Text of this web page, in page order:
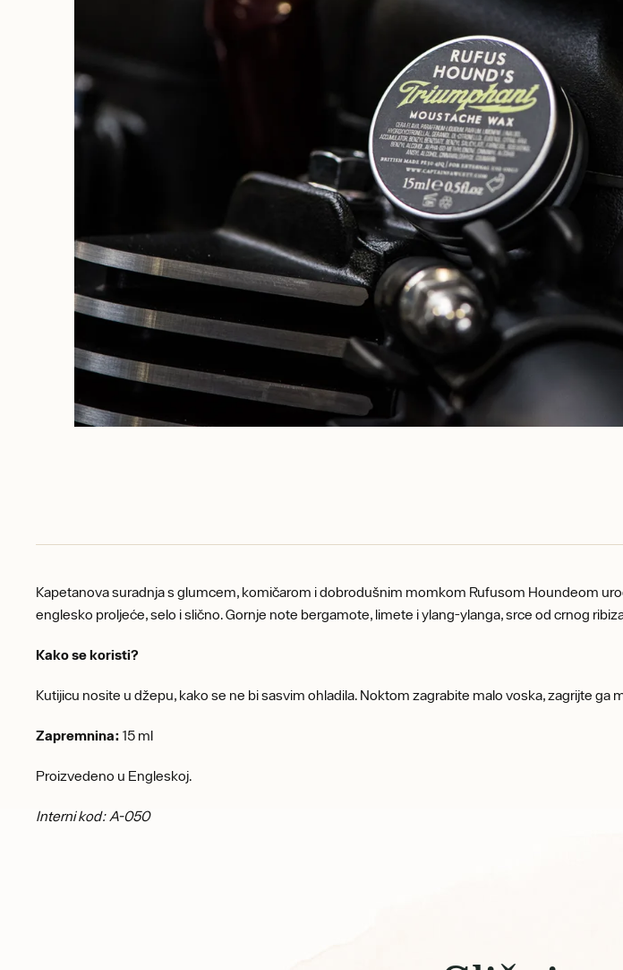
Kapetanova suradnja s glumcem, komičarom i dobrodušnim momkom Rufusom Houndeom
englesko proljeće, selo i slično. Gornje note bergamote, limete i ylang-ylanga, srce od crnog
Kako se koristi?
Kutijicu nosite u džepu, kako se ne bi sasvim ohladila. Noktom zagrabite malo voska, zagrijte
Zapremnina: 15 ml
Proizvedeno u Engleskoj.
Interni kod: A-050